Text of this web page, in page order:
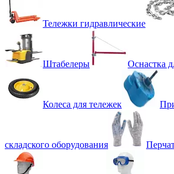
Тележки гидравлические
Штабелеры Оснастка
Колеса для тележек
складского оборудования